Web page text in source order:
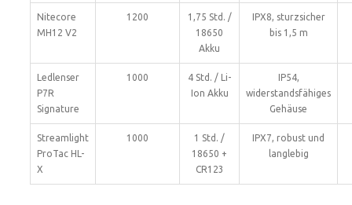
Nitecore
MH12 V2
1200
1,75 Std. /
18650
Akku
IPX8, sturzsicher
bis 1,5 m
Ledlenser
P7R
Signature
1000
4 Std. / Li-
Ion Akku
IP54,
widerstandsfähiges
Gehäuse
Streamlight
ProTac HL-
X
1000
1 Std. /
18650 +
CR123
IPX7, robust und
langlebig